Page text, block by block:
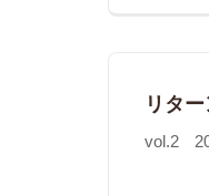
リタ
vol.2